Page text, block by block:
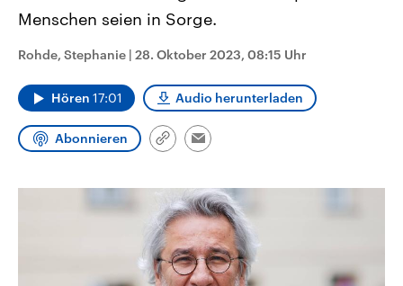
Landtag. Seit 2021 wird das
Bundesland von einer Koalition aus
Umfragen, Prognosen,
Wahlprogramme, aktuelle Berichte
und Kandidaten der anstehenden
Wahl.
den mächtigsten Ländern
Menschen seien in Sorge.
Rohde, Stephanie | 28. Oktober 2023, 08:15 Uhr
Hören 17:01 Audio herunterladen
Abonnieren
Link
Email